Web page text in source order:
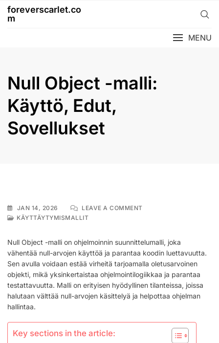
Skipforeverscarlet.co
m
MENU
Null Object -malli:
Käyttö, Edut,
Sovellukset
JAN 14, 2026 LEAVE A COMMENTON
MALLI:
KÄYTTÖ,
EDUT,
SOVELLUKSET
KÄYTTÄYTYMISMALLIT
Null Object -malli on ohjelmoinnin suunnittelumalli, joka
vähentää null-arvojen käyttöä ja parantaa koodin luettavuutta.
Sen avulla voidaan estää virheitä tarjoamalla oletusarvoinen
objekti, mikä yksinkertaistaa ohjelmointilogiikkaa ja parantaa
testattavuutta. Malli on erityisen hyödyllinen tilanteissa, joissa
halutaan välttää null-arvojen käsittelyä ja helpottaa ohjelman
hallintaa.
Key sections in the article: